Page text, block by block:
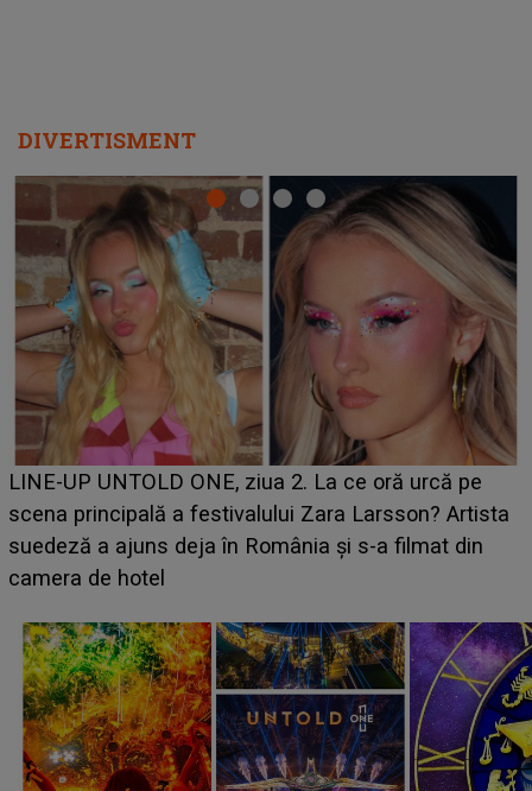
DIVERTISMENT
Ce a dezvăluit noua concurentă din "Casa Iubirii" l-a
luat prin surprindere pe Emanuel. CINE ESTE
BĂIATUL VIZAT de Alexandra?! Aflându-se în fața
faptului împlinit, A RECUNOSCUT IMEDIAT: "Am